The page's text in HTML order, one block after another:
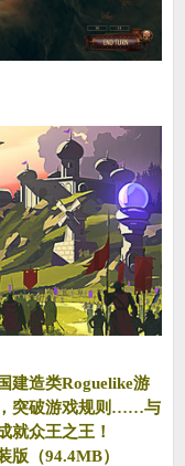
建造类Roguelike游
突破游戏规则……与
就众王之王！
版（94.4MB）